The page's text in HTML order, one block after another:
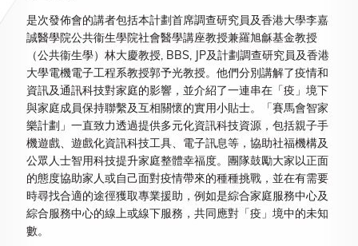
是次發佈會的講者包括本計劃首席調查研究員及香港大學李嘉
誠醫學院公共衞生學院社會醫學講座教授兼羅旭龢基金教授
（公共衞生學）林大慶教授, BBS, JP及計劃調查研究員及香港
大學電機電子工程系教授郭予光教授。他們分別講解了疫情和
資訊及通訊科技對家庭的影響，並介紹了一連串在「疫」境下
與家庭成員保持聯繫及互相關懷的實用小貼士。「賽馬會智家
樂計劃」一直致力透過提供多元化資訊科技資源，包括親子手
機遊戲、遊戲化資訊科技工具、電子訊息等，協助社福機構及
公眾人士智用科技提升家庭整體幸福度。團隊鼓勵大家以正面
的態度協助家人或自己面對疫情帶來的種種挑戰，並在有需要
時尋找合適的途徑獲取專業援助，例如是綜合家庭服務中心及
綜合服務中心的線上或線下服務，共同應對「疫」境中的未知
數。